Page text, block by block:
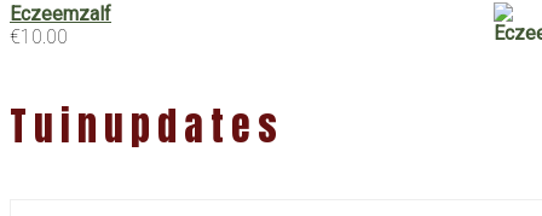
Eczeemzalf
€10.00
Tuinupdates